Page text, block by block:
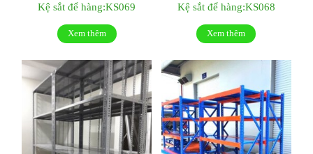
Kệ sắt để hàng:KS069
Xem thêm
Kệ sắt để hàng:KS068
Xem thêm